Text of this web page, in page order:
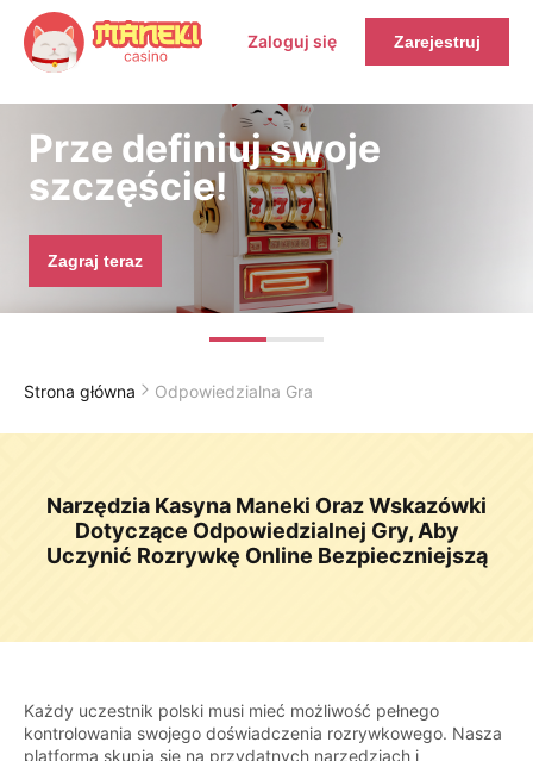
Zaloguj się Zarejestruj
Prze definiuj swoje
szczęście!
Zagraj teraz
Strona główna Odpowiedzialna Gra
Narzędzia Kasyna Maneki Oraz Wskazówki
Dotyczące Odpowiedzialnej Gry, Aby
Uczynić Rozrywkę Online Bezpieczniejszą
Każdy uczestnik polski musi mieć możliwość pełnego
kontrolowania swojego doświadczenia rozrywkowego. Nasza
platforma skupia się na przydatnych narzędziach i